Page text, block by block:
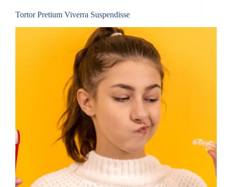
Tortor Pretium Viverra Suspendisse